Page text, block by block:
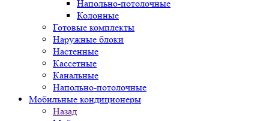
Напольно-потолочные
Колонные
Готовые комплекты
Наружные блоки
Настенные
Кассетные
Канальные
Напольно-потолочные
Мобильные кондиционеры
Назад